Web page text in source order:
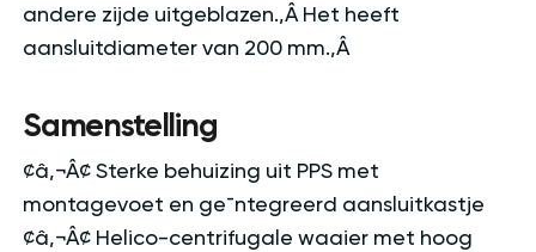
andere zijde uitgeblazen.‚Â Het heeft
aansluitdiameter van 200 mm.‚Â
Samenstelling
¢â‚¬Â¢ Sterke behuizing uit PPS met
montagevoet en ge¯ntegreerd aansluitkastje
¢â‚¬Â¢ Helico-centrifugale waaier met hoog